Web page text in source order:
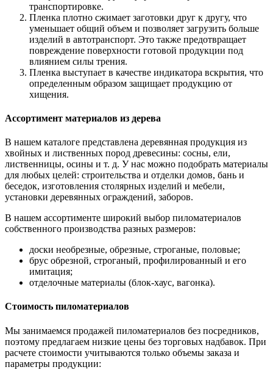
транспортировке.
Пленка плотно сжимает заготовки друг к другу, что
уменьшает общий объем и позволяет загрузить больше
изделий в автотранспорт. Это также предотвращает
повреждение поверхности готовой продукции под
влиянием силы трения.
Пленка выступает в качестве индикатора вскрытия, что
определенным образом защищает продукцию от
хищения.
Ассортимент материалов из дерева
В нашем каталоге представлена деревянная продукция из
хвойных и лиственных пород древесины: сосны, ели,
лиственницы, осины и т. д. У нас можно подобрать материалы
для любых целей: строительства и отделки домов, бань и
беседок, изготовления столярных изделий и мебели,
установки деревянных ограждений, заборов.
В нашем ассортименте широкий выбор пиломатериалов
собственного производства разных размеров:
доски необрезные, обрезные, строганые, половые;
брус обрезной, строганый, профилированный и его
имитация;
отделочные материалы (блок-хаус, вагонка).
Стоимость пиломатериалов
Мы занимаемся продажей пиломатериалов без посредников,
поэтому предлагаем низкие цены без торговых надбавок. При
расчете стоимости учитываются только объемы заказа и
параметры продукции: